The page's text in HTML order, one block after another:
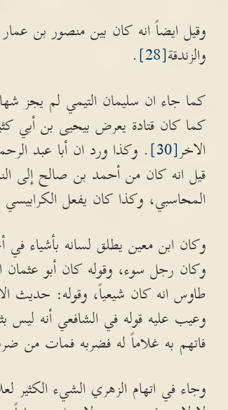
وقيل ايضاً انه كان بين منصور بن عمار
والزندقة[28]
.
كما جاء ان سليمان التيمي لم يجز
كما كان قتادة يعرض بيحيى بن أبي
الاخر[30] . وكذا ورد ان أبا عبد
قيل انه كان من أحمد بن صالح إلى
المحاسبي، وكذا كان يفعل الكرابيسي
وكان ابن معين يطلق لسانه بأشياء في
وكان رجل سوء، وقوله كان أبو عثمان
طاوس انه كان شيعياً، وقوله: حديث
وعيب عليه قوله في الشافعي أنه ليس
فاتهم به غلاماً له فضربه فمات من
وجاء في اتهام الزهري الشيء الكثير